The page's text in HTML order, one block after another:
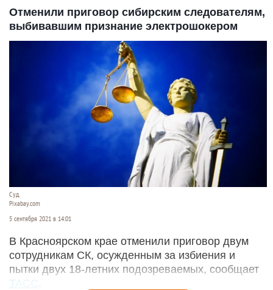
Отменили приговор сибирским следователям,
выбивавшим признание электрошокером
Суд.
Pixabay.com
5 сентября 2021 в 14:01
В Красноярском крае отменили приговор двум
сотрудникам СК, осужденным за избиения и
пытки двух 18-летних подозреваемых, сообщает
ТАСС